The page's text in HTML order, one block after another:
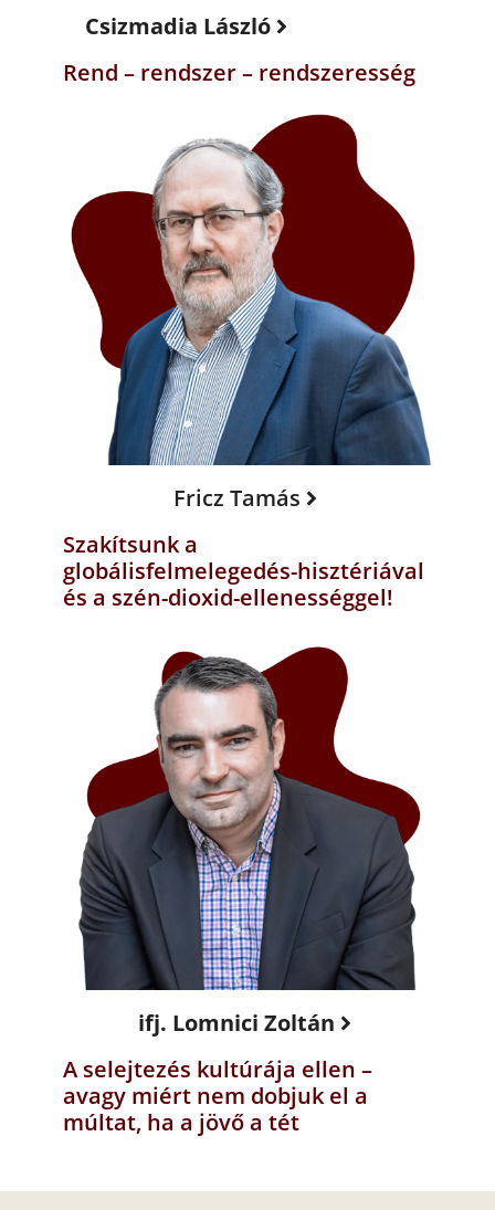
Csizmadia László
Rend – rendszer – rendszeresség
Fricz Tamás
Szakítsunk a
globálisfelmelegedés-hisztériával
és a szén-dioxid-ellenességgel!
ifj. Lomnici Zoltán
A selejtezés kultúrája ellen –
avagy miért nem dobjuk el a
múltat, ha a jövő a tét